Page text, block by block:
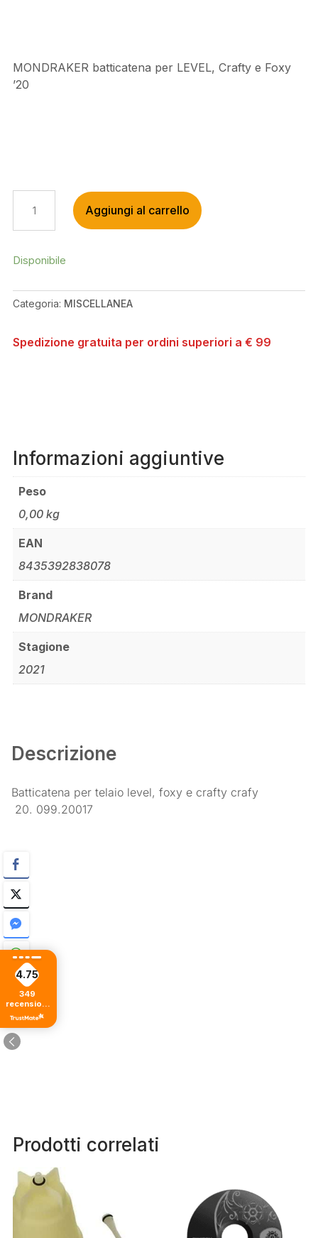
MONDRAKER batticatena per LEVEL, Crafty e Foxy
’20
MONDRAKER
BATTICATENA
PER
CRAFTY
FOXY
'20
Aggiungi al carrello
Disponibile
Categoria: MISCELLANEA
Spedizione gratuita per ordini superiori a € 99
Informazioni aggiuntive
Peso
0,00 kg
EAN
8435392838078
Brand
MONDRAKER
Stagione
2021
Descrizione
Batticatena per telaio level, foxy e crafty crafy
20. 099.20017
Prodotti correlati
4.75
349
recensioni
di tutti i